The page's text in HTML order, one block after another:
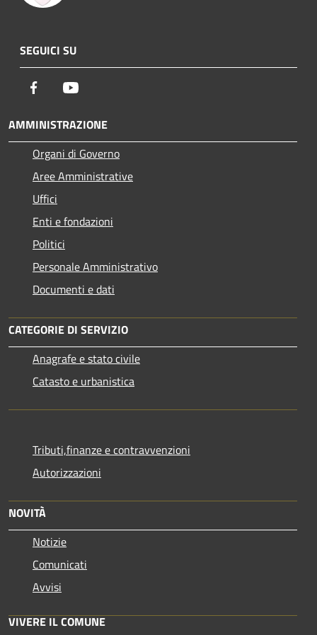
SEGUICI SU
Facebook
AMMINISTRAZIONE
Organi di Governo
Aree Amministrative
Uffici
Enti e fondazioni
Politici
Personale Amministrativo
Documenti e dati
CATEGORIE DI SERVIZIO
Anagrafe e stato civile
Catasto e urbanistica
Tributi,finanze e contravvenzioni
Autorizzazioni
NOVITÀ
Notizie
Comunicati
Avvisi
VIVERE IL COMUNE